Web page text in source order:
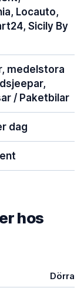
Locauto,
Sicily By
medelstora
/ Paketbilar
dag
hos
Dörrar